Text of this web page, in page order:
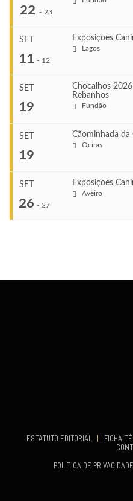
22 - 23
Ago 22, 2026
Ago 23, 2026
VENUE
SET
11 - 12
Exposições
Lagos
Set 11, 2026
Set 12, 2026
VENUE
SET
19
Chocalhos
Rebanhos
Fundão
Set 19, 2026
SET
19
Cãominhada da
Oeiras
SET
26 - 27
Exposições
Aveiro
ESTATUTO EDITORIAL | FICHA
POLÍTICA DE PRIVACIDADE